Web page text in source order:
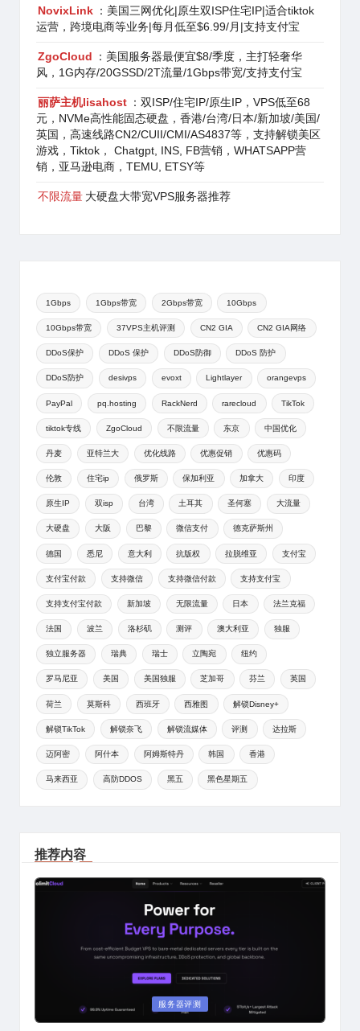
NovixLink ：美国三网优化|原生双ISP住宅IP|适合tiktok
运营，跨境电商等业务|每月低至$6.99/月|支持支付宝
ZgoCloud
：美国服务器最便宜$8/季度，主打轻奢华
风，1G内存/20GSSD/2T流量/1Gbps带宽/支持支付宝
丽萨主机lisahost ：双ISP/住宅IP/原生IP，VPS低至68
元，NVMe高性能固态硬盘，香港/台湾/日本/新加坡/美国/
英国，高速线路CN2/CUII/CMI/AS4837等，支持解锁美区
游戏，Tiktok， Chatgpt, INS, FB营销，WHATSAPP营
销，亚马逊电商，TEMU, ETSY等
不限流量 大硬盘大带宽VPS服务器推荐
1Gbps 1Gbps带宽 2Gbps带宽 10Gbps
10Gbps带宽 37VPS主机评测 CN2 GIA CN2 GIA网络
DDoS保护 DDoS 保护 DDoS防御 DDoS 防护
DDoS防护 desivps evoxt Lightlayer orangevps
PayPal pq.hosting RackNerd rarecloud TikTok
tiktok专线 ZgoCloud 不限流量 东京 中国优化
丹麦 亚特兰大 优化线路 优惠促销 优惠码
伦敦 住宅ip 俄罗斯 保加利亚 加拿大 印度
原生IP 双isp 台湾 土耳其 圣何塞 大流量
大硬盘 大阪 巴黎 微信支付 德克萨斯州
德国 悉尼 意大利 抗版权 拉脱维亚 支付宝
支付宝付款 支持微信 支持微信付款 支持支付宝
支持支付宝付款 新加坡 无限流量 日本 法兰克福
法国 波兰 洛杉矶 测评 澳大利亚 独服
独立服务器 瑞典 瑞士 立陶宛 纽约
罗马尼亚 美国 美国独服 芝加哥 芬兰 英国
荷兰 莫斯科 西班牙 西雅图 解锁Disney+
解锁TikTok 解锁奈飞 解锁流媒体 评测 达拉斯
迈阿密 阿什本 阿姆斯特丹 韩国 香港
马来西亚 高防DDOS 黑五 黑色星期五
推荐内容
Posted
in
服务器评测